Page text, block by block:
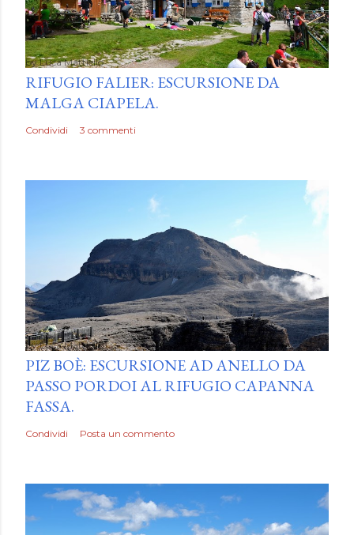
byLuca Mattiello
RIFUGIO FALIER: ESCURSIONE DA
MALGA CIAPELA.
Condividi 3 commenti
byLuca Mattiello
PIZ BOÈ: ESCURSIONE AD ANELLO DA
PASSO PORDOI AL RIFUGIO CAPANNA
FASSA.
Condividi Posta un commento